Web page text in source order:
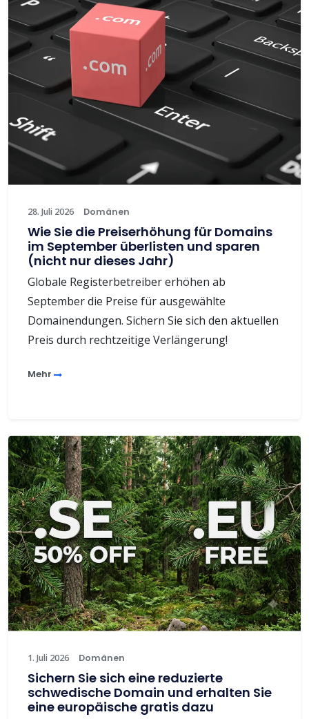
28. Juli 2026 Domänen
Wie Sie die Preiserhöhung für Domains
im September überlisten und sparen
(nicht nur dieses Jahr)
Globale Registerbetreiber erhöhen ab
September die Preise für ausgewählte
Domainendungen. Sichern Sie sich den aktuellen
Preis durch rechtzeitige Verlängerung!
Mehr
1. Juli 2026 Domänen
Sichern Sie sich eine reduzierte
schwedische Domain und erhalten Sie
eine europäische gratis dazu